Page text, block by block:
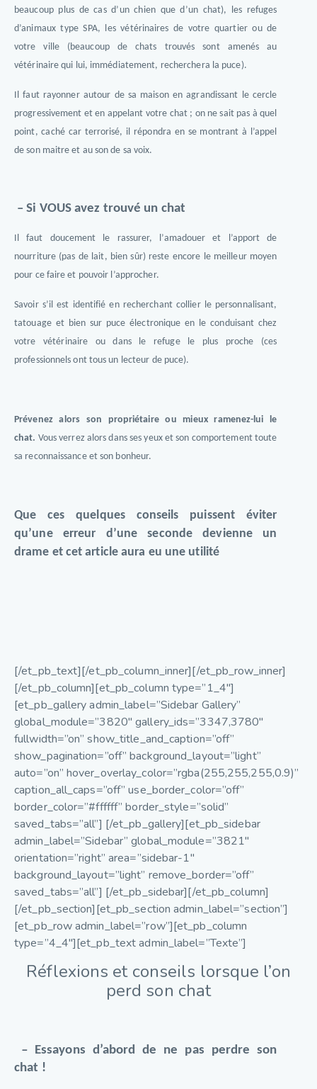
beaucoup plus de cas d’un chien que d’un chat), les refuges
d’animaux type SPA, les vétérinaires de votre quartier ou de
votre ville (beaucoup de chats trouvés sont amenés au
vétérinaire qui lui, immédiatement, recherchera la puce).
Il faut rayonner autour de sa maison en agrandissant le cercle
progressivement et en appelant votre chat ; on ne sait pas à quel
point, caché car terrorisé, il répondra en se montrant à l’appel
de son maitre et au son de sa voix.
– Si VOUS avez trouvé un chat
Il faut doucement le rassurer, l’amadouer et l’apport de
nourriture (pas de lait, bien sûr) reste encore le meilleur moyen
pour ce faire et pouvoir l’approcher.
Savoir s’il est identifié en recherchant collier le personnalisant,
tatouage et bien sur puce électronique en le conduisant chez
votre vétérinaire ou dans le refuge le plus proche (ces
professionnels ont tous un lecteur de puce).
Prévenez alors son propriétaire ou mieux ramenez-lui le
chat. Vous verrez alors dans ses yeux et son comportement toute
sa reconnaissance et son bonheur.
Que ces quelques conseils puissent éviter
qu’une erreur d’une seconde devienne un
drame et cet article aura eu une utilité
[/et_pb_text][/et_pb_column_inner][/et_pb_row_inner]
[/et_pb_column][et_pb_column type=”1_4″]
[et_pb_gallery admin_label=”Sidebar Gallery”
global_module=”3820″ gallery_ids=”3347,3780″
fullwidth=”on” show_title_and_caption=”off”
show_pagination=”off” background_layout=”light”
auto=”on” hover_overlay_color=”rgba(255,255,255,0.9)”
caption_all_caps=”off” use_border_color=”off”
border_color=”#ffffff” border_style=”solid”
saved_tabs=”all”] [/et_pb_gallery][et_pb_sidebar
admin_label=”Sidebar” global_module=”3821″
orientation=”right” area=”sidebar-1″
background_layout=”light” remove_border=”off”
saved_tabs=”all”] [/et_pb_sidebar][/et_pb_column]
[/et_pb_section][et_pb_section admin_label=”section”]
[et_pb_row admin_label=”row”][et_pb_column
type=”4_4″][et_pb_text admin_label=”Texte”]
Réflexions et conseils lorsque l’on
perd son chat
– Essayons d’abord de ne pas perdre son
chat !